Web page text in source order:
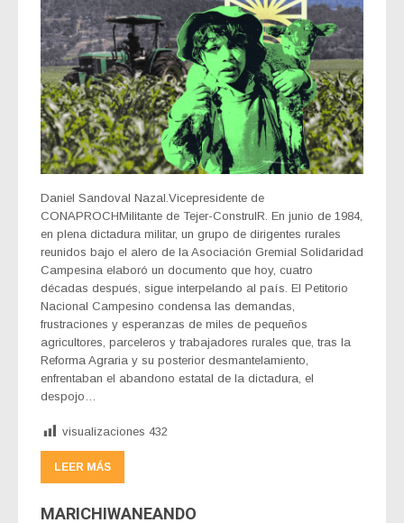
Daniel Sandoval Nazal.Vicepresidente de
CONAPROCHMilitante de Tejer-ConstruIR. En junio de 1984,
en plena dictadura militar, un grupo de dirigentes rurales
reunidos bajo el alero de la Asociación Gremial Solidaridad
Campesina elaboró un documento que hoy, cuatro
décadas después, sigue interpelando al país. El Petitorio
Nacional Campesino condensa las demandas,
frustraciones y esperanzas de miles de pequeños
agricultores, parceleros y trabajadores rurales que, tras la
Reforma Agraria y su posterior desmantelamiento,
enfrentaban el abandono estatal de la dictadura, el
despojo…
visualizaciones 432
LEER MÁS
MARICHIWANEANDO